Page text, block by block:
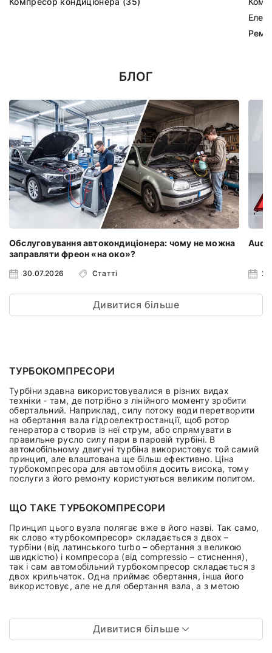
БЛОГ
Обслуговування автокондиціонера: чому не можна
заправляти фреон «на око»?
30.07.2026 Статті
Audi
Дивитися більше
ТУРБОКОМПРЕСОРИ
Турбіни здавна використовувалися в різних видах
техніки - там, де потрібно з лінійного моменту зробити
обертальний. Наприклад, силу потоку води перетворити
на обертання вала гідроелектростанції, щоб ротор
генератора створив із неї струм, або спрямувати в
правильне русло силу пари в паровій турбіні. В
автомобільному двигуні турбіна використовує той самий
принцип, але влаштована ще більш ефективно. Ціна
турбокомпресора для автомобіля досить висока, тому
послуги з його ремонту користуються великим попитом.
ЩО ТАКЕ ТУРБОКОМПРЕСОРИ
Принцип цього вузла полягає вже в його назві. Так само,
як слово «турбокомпресор» складається з двох –
турбіни (від латинського turbo – обертання з великою
швидкістю) і компресора (від compressio – стиснення),
так і сам автомобільний турбокомпресор складається з
двох крильчаток. Одна приймає обертання, інша його
використовує, але не для обертання вала, а з метою
Дивитися більше